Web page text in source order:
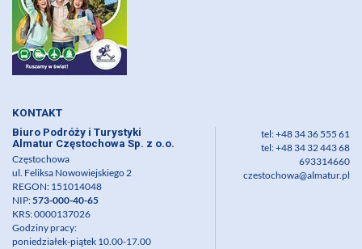
KONTAKT
Biuro Podróży i Turystyki
Almatur Częstochowa Sp. z o.o.
Częstochowa
ul. Feliksa Nowowiejskiego 2
REGON: 151014048
NIP:573-000-40-65
KRS: 0000137026
Godziny pracy:
poniedziałek-piątek 10.00-17.00
tel: +48 34 36 555 61
tel: +48 34 32 443 68
693314660
czestochowa@almatur.pl